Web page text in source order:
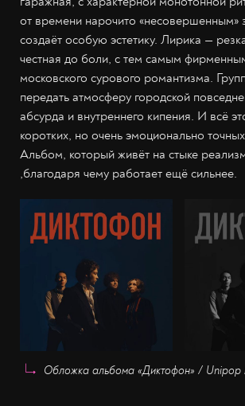
от времени нарочито «несовершенным»
создаёт особую эстетику. Лирика —
честная до боли, с тем самым
московского сурового романтизма.
передать атмосферу городской
абсурда и внутреннего кипения. И всё
коротких, но очень эмоционально
Альбом, который живёт на стыке
,благодаря чему работает ещё сильнее.
Обложка альбома «Диктофон» / Unipop